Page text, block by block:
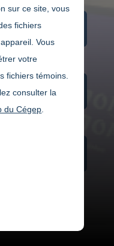
sur ce site, vous
fichiers
Vous
votre
fichiers témoins.
consulter la
du Cégep